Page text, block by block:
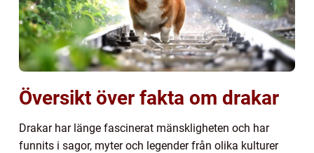
Översikt över fakta om drakar
Drakar har länge fascinerat mänskligheten och har
funnits i sagor, myter och legender från olika kulturer